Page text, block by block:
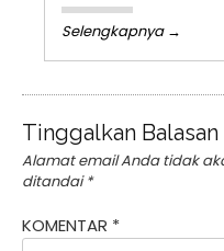
Selengkapnya →
Tinggalkan Balasan
Alamat email Anda tidak
ditandai*
KOMENTAR *